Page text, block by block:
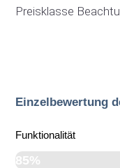
Preisklasse
Einzelbewertung
Funktionalität
85%